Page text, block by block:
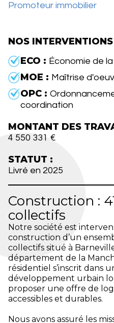
Promoteur immobilier
NOS
ECO : Économie de
MOE : Maîtrise
OPC :
coordination
MONTANT DES
4 550 331 €
STATUT :
Livré en 2025
Construction :
collectifs
Notre société est
construction d’un
collectifs situé à
département de la
résidentiel s’inscrit dans
développement urbain
proposer une offre de
accessibles et durables.
Nous avons assuré les